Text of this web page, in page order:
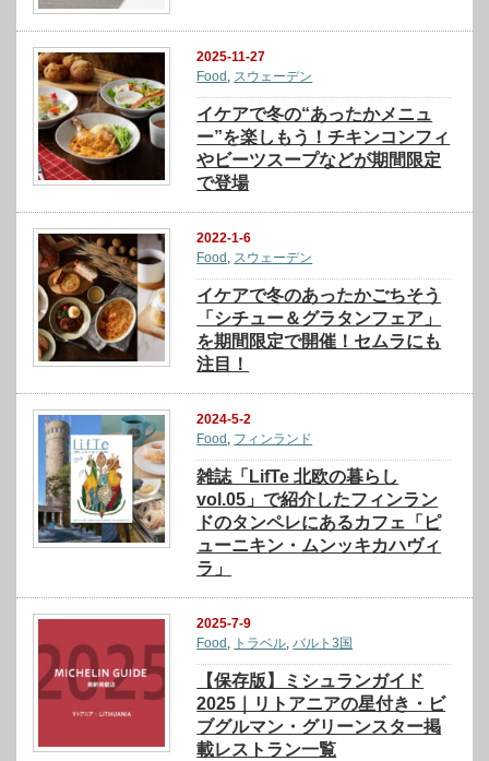
2025-11-27
Food , スウェーデン
イケアで冬の“あったかメニュ
ー”を楽しもう！チキンコンフィ
やビーツスープなどが期間限定
で登場
2022-1-6
Food , スウェーデン
イケアで冬のあったかごちそう
「シチュー＆グラタンフェア」
を期間限定で開催！セムラにも
注目！
2024-5-2
Food , フィンランド
雑誌「LifTe 北欧の暮らし
vol.05」で紹介したフィンラン
ドのタンペレにあるカフェ「ピ
ューニキン・ムンッキカハヴィ
ラ」
2025-7-9
Food , トラベル,バルト3国
【保存版】ミシュランガイド
2025｜リトアニアの星付き・ビ
ブグルマン・グリーンスター掲
載レストラン一覧